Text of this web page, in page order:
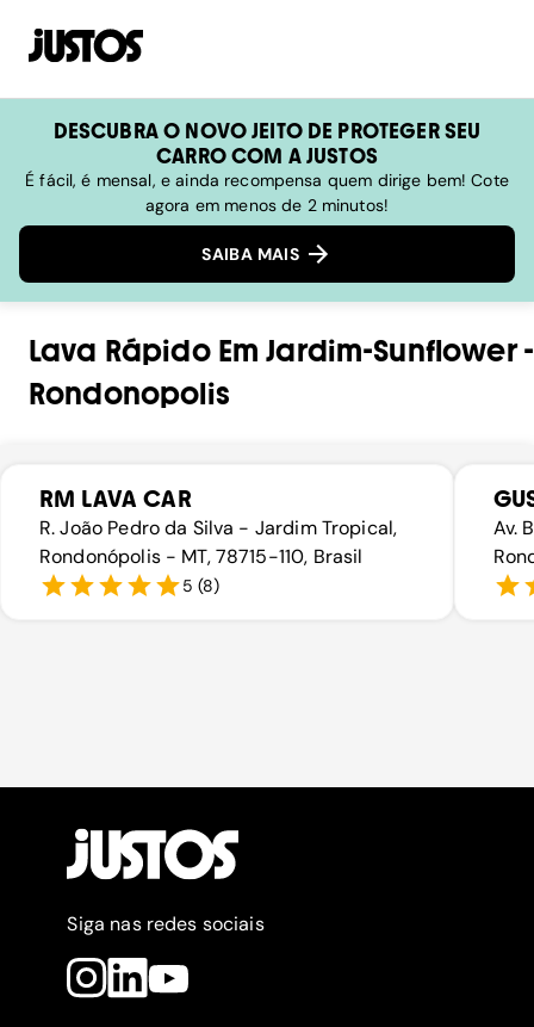
DESCUBRA O NOVO JEITO DE PROTEGER SEU
CARRO COM A JUSTOS
É fácil, é mensal, e ainda recompensa quem dirige bem! Cote
agora em menos de 2 minutos!
SAIBA MAIS
Lava RápidoEmJardim-Sunflower-
Rondonopolis
RM LAVA CAR
R. João Pedro da Silva - Jardim Tropical,
Rondonópolis - MT, 78715-110, Brasil
5 (8)
Av.
Siga nas redes sociais